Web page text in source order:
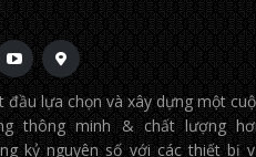
thước vừa đủ để xem lại ảnh
chọn bố cắt và tùy chỉnh cài
Màn hình này giúp người dùng
ảnh trước khi quyết định in,
in và mực.
đầu lựa chọn và xây dựng một
thông minh & chất lượng
kỷ nguyên số với các thiết bị